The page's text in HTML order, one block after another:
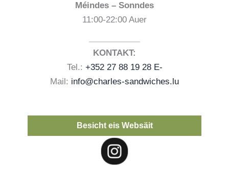
Méindes – Sonndes
11:00-22:00 Auer
KONTAKT:
Tel.: +352 27 88 19 28 E-
Mail: info@charles-sandwiches.lu
Besicht eis Websäit